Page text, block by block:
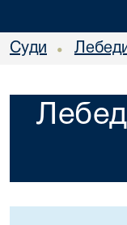
Суди •